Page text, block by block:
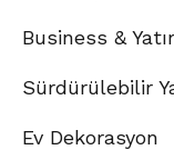
Business &
Sürdürülebilir
Ev Dekorasyon